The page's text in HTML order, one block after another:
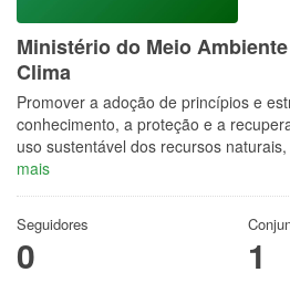
Ministério do Meio
Clima
Promover a adoção de princípios e
conhecimento, a proteção e a
uso sustentável dos recursos
mais
Seguidores
0 1